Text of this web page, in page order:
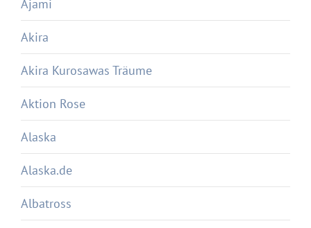
Ajami
Akira
Akira Kurosawas Träume
Aktion Rose
Alaska
Alaska.de
Albatross